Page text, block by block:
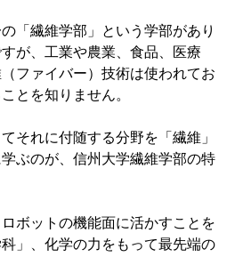
「繊維学部」という学部があり
が、工業や農業、食品、医療
ファイバー）技術は使われてお
とを知りません。
それに付随する分野を「繊維」
ぶのが、信州大学繊維学部の特
ボットの機能面に活かすことを
」、化学の力をもって最先端の